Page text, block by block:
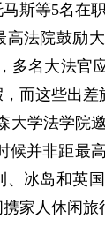
等5名在职
法院鼓励大
多名大法官
而这些出差
学法学院
候并非距最
冰岛和英
家人休闲旅